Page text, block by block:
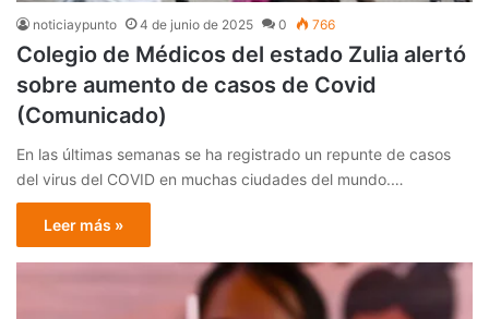
noticiaypunto 4 de junio de 2025 0 766
Colegio de Médicos del estado Zulia alertó
sobre aumento de casos de Covid
(Comunicado)
En las últimas semanas se ha registrado un repunte de casos
del virus del COVID en muchas ciudades del mundo.…
Leer más »